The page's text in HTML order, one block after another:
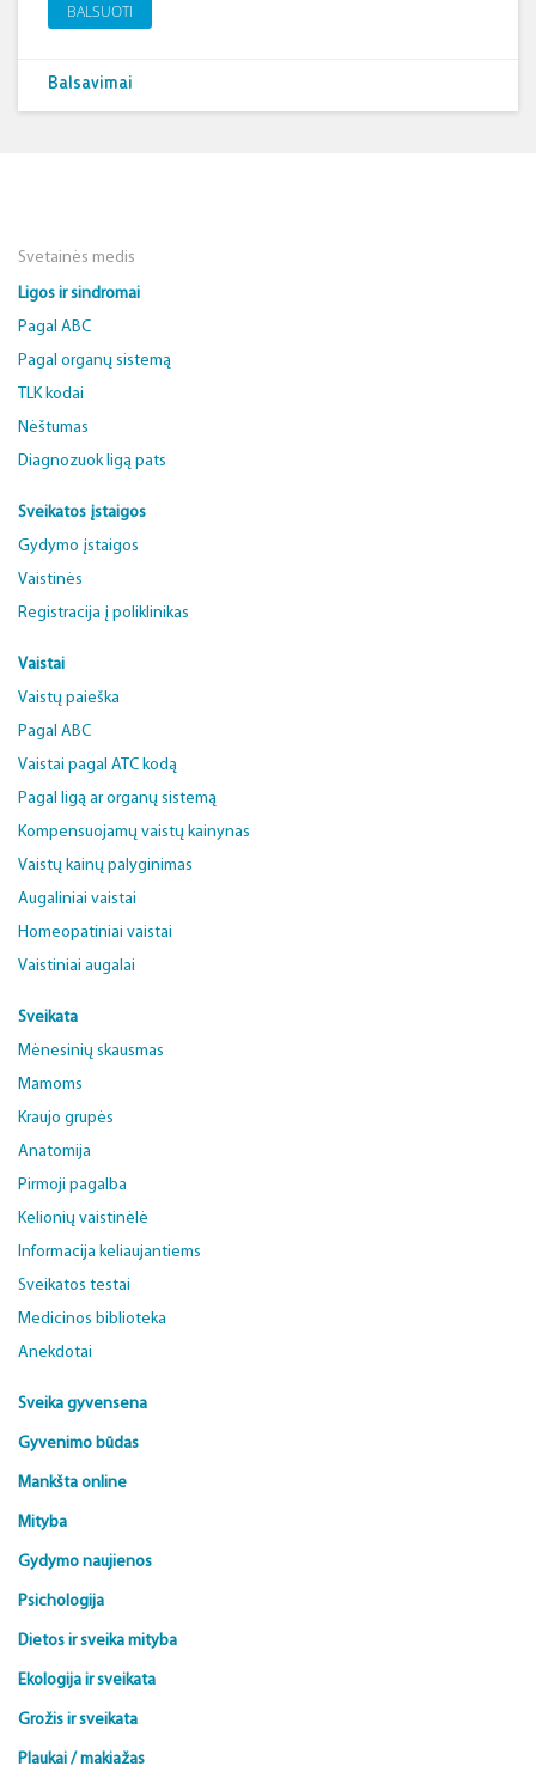
BALSUOTI
Balsavimai
Svetainės medis
Ligos ir sindromai
Pagal ABC
Pagal organų sistemą
TLK kodai
Nėštumas
Diagnozuok ligą pats
Sveikatos įstaigos
Gydymo įstaigos
Vaistinės
Registracija į poliklinikas
Vaistai
Vaistų paieška
Pagal ABC
Vaistai pagal ATC kodą
Pagal ligą ar organų sistemą
Kompensuojamų vaistų kainynas
Vaistų kainų palyginimas
Augaliniai vaistai
Homeopatiniai vaistai
Vaistiniai augalai
Sveikata
Mėnesinių skausmas
Mamoms
Kraujo grupės
Anatomija
Pirmoji pagalba
Kelionių vaistinėlė
Informacija keliaujantiems
Sveikatos testai
Medicinos biblioteka
Anekdotai
Sveika gyvensena
Gyvenimo būdas
Mankšta online
Mityba
Gydymo naujienos
Psichologija
Dietos ir sveika mityba
Ekologija ir sveikata
Grožis ir sveikata
Plaukai / makiažas